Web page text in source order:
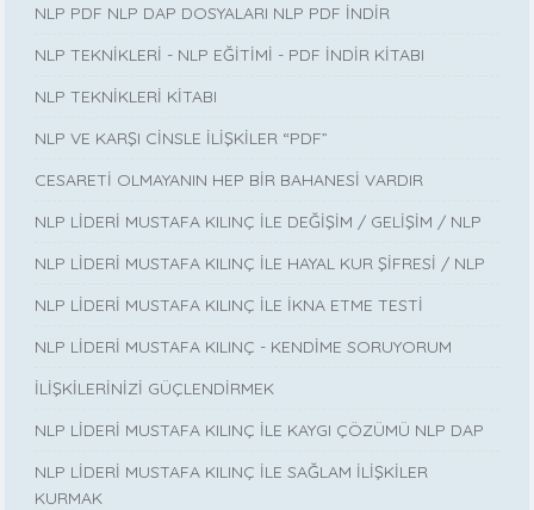
NLP PDF NLP DAP DOSYALARI NLP PDF İNDİR
NLP TEKNİKLERİ - NLP EĞİTİMİ - PDF İNDİR KİTABI
NLP TEKNİKLERİ KİTABI
NLP VE KARŞI CİNSLE İLİŞKİLER “PDF”
CESARETİ OLMAYANIN HEP BİR BAHANESİ VARDIR
NLP LİDERİ MUSTAFA KILINÇ İLE DEĞİŞİM / GELİŞİM / NLP
NLP LİDERİ MUSTAFA KILINÇ İLE HAYAL KUR ŞİFRESİ / NLP
NLP LİDERİ MUSTAFA KILINÇ İLE İKNA ETME TESTİ
NLP LİDERİ MUSTAFA KILINÇ - KENDİME SORUYORUM
İLİŞKİLERİNİZİ GÜÇLENDİRMEK
NLP LİDERİ MUSTAFA KILINÇ İLE KAYGI ÇÖZÜMÜ NLP DAP
NLP LİDERİ MUSTAFA KILINÇ İLE SAĞLAM İLİŞKİLER
KURMAK